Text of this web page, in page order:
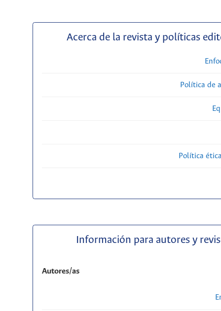
Acerca de la revista y políticas
Política de
Política
Información para autores y
Autores/as